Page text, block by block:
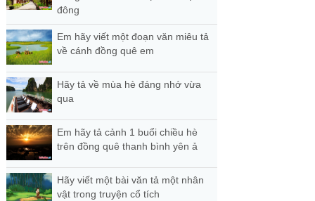
đông
Em hãy viết một đoạn văn miêu tả
về cánh đồng quê em
Hãy tả về mùa hè đáng nhớ vừa
qua
Em hãy tả cảnh 1 buổi chiều hè
trên đồng quê thanh bình yên ả
Hãy viết một bài văn tả một nhân
vật trong truyện cổ tích